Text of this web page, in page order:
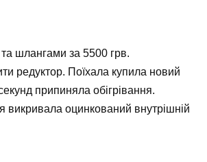
шлангами за 5500 грв.
редуктор. Поїхала купила новий
припиняла обігрівання.
викривала оцинкований внутрішній